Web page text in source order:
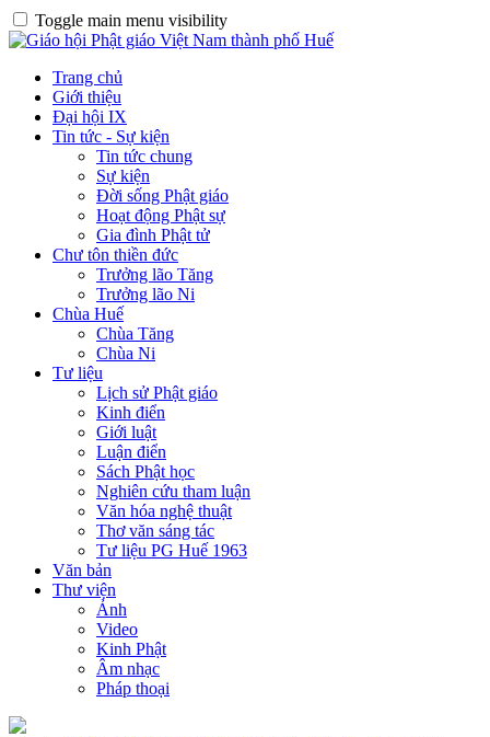
Toggle main menu visibility
Trang chủ
Giới thiệu
Đại hội IX
Tin tức - Sự kiện
Tin tức chung
Sự kiện
Đời sống Phật giáo
Hoạt động Phật sự
Gia đình Phật tử
Chư tôn thiền đức
Trưởng lão Tăng
Trưởng lão Ni
Chùa Huế
Chùa Tăng
Chùa Ni
Tư liệu
Lịch sử Phật giáo
Kinh điển
Giới luật
Luận điển
Sách Phật học
Nghiên cứu tham luận
Văn hóa nghệ thuật
Thơ văn sáng tác
Tư liệu PG Huế 1963
Văn bản
Thư viện
Ảnh
Video
Kinh Phật
Âm nhạc
Pháp thoại